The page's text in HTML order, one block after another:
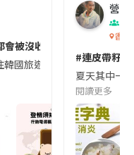
被沒收😱出發前切記檢查
韓國旅遊的民眾，近期要
營養
香港
#連皮帶籽
夏天其中一
閱讀更多